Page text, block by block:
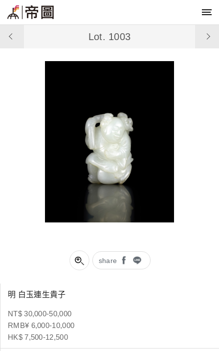
share
Lot. 1003
明 白玉連生貴子
NT$ 30,000-50,000
RMB¥ 6,000-10,000
HK$ 7,500-12,500